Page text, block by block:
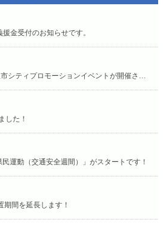
金受付のお知らせです。
ロモーションイベントが開催されています（7/27〜8/2）
した！
運動（交通安全週間）」がスタートです！
間を延長します！